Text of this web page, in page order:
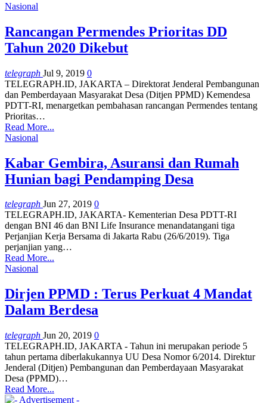
Nasional
Rancangan Permendes Prioritas DD
Tahun 2020 Dikebut
telegraph Jul 9, 2019 0
TELEGRAPH.ID, JAKARTA – Direktorat Jenderal Pembangunan
dan Pemberdayaan Masyarakat Desa (Ditjen PPMD) Kemendesa
PDTT-RI, menargetkan pembahasan rancangan Permendes tentang
Prioritas…
Read More...
Nasional
Kabar Gembira, Asuransi dan Rumah
Hunian bagi Pendamping Desa
telegraph Jun 27, 2019 0
TELEGRAPH.ID, JAKARTA- Kementerian Desa PDTT-RI
dengan BNI 46 dan BNI Life Insurance menandatangani tiga
Perjanjian Kerja Bersama di Jakarta Rabu (26/6/2019). Tiga
perjanjian yang…
Read More...
Nasional
Dirjen PPMD : Terus Perkuat 4 Mandat
Dalam Berdesa
telegraph Jun 20, 2019 0
TELEGRAPH.ID, JAKARTA - Tahun ini merupakan periode 5
tahun pertama diberlakukannya UU Desa Nomor 6/2014. Direktur
Jenderal (Ditjen) Pembangunan dan Pemberdayaan Masyarakat
Desa (PPMD)…
Read More...